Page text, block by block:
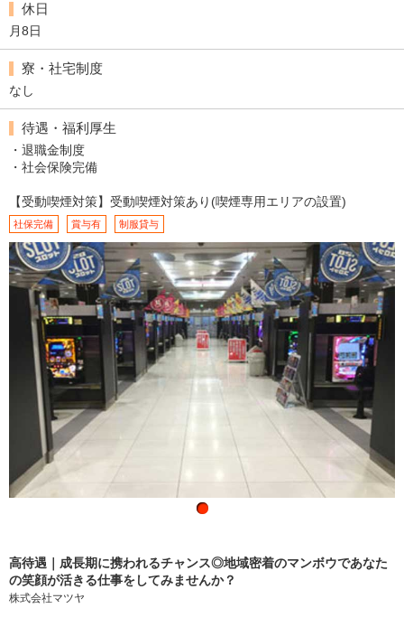
休日
月8日
寮・社宅制度
なし
待遇・福利厚生
・退職金制度
・社会保険完備
【受動喫煙対策】受動喫煙対策あり(喫煙専用エリアの設置)
社保完備 賞与有 制服貸与
高待遇｜成長期に携われるチャンス◎地域密着のマンボウであなた
の笑顔が活きる仕事をしてみませんか？
株式会社マツヤ